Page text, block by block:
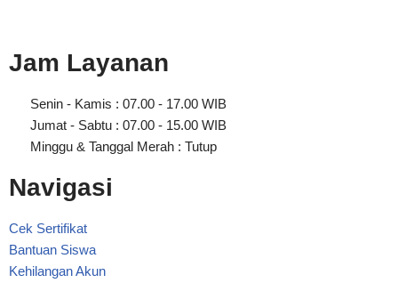
Jam Layanan
Senin - Kamis : 07.00 - 17.00 WIB
Jumat - Sabtu : 07.00 - 15.00 WIB
Minggu & Tanggal Merah : Tutup
Navigasi
Cek Sertifikat
Bantuan Siswa
Kehilangan Akun